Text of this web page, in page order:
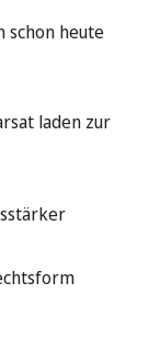
schon heute
laden zur